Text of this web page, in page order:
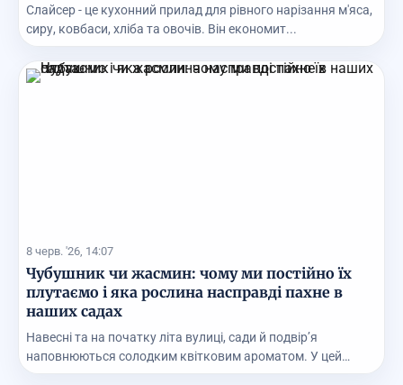
Слайсер - це кухонний прилад для рівного нарізання м'яса,
сиру, ковбаси, хліба та овочів. Він економит...
8 черв. '26, 14:07
Чубушник чи жасмин: чому ми постійно їх
плутаємо і яка рослина насправді пахне в
наших садах
Навесні та на початку літа вулиці, сади й подвір’я
наповнюються солодким квітковим ароматом. У цей